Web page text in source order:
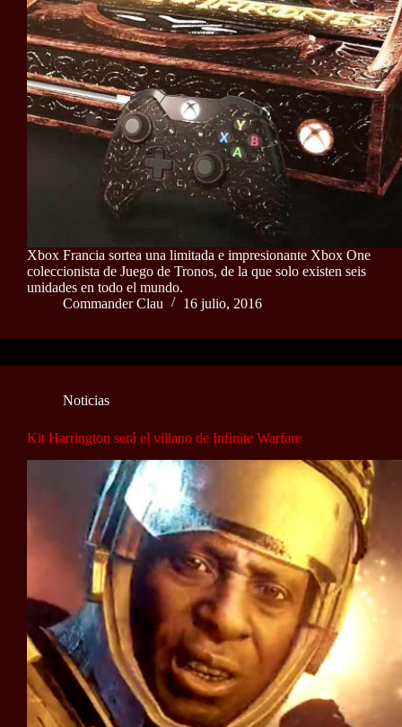
Xbox Francia sortea una limitada e impresionante Xbox One
coleccionista de Juego de Tronos, de la que solo existen seis
unidades en todo el mundo.
Commander Clau
16 julio, 2016
Noticias
Kit Harrington será el villano de Infinite Warfare